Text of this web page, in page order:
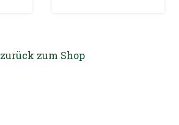
zurück zum Shop